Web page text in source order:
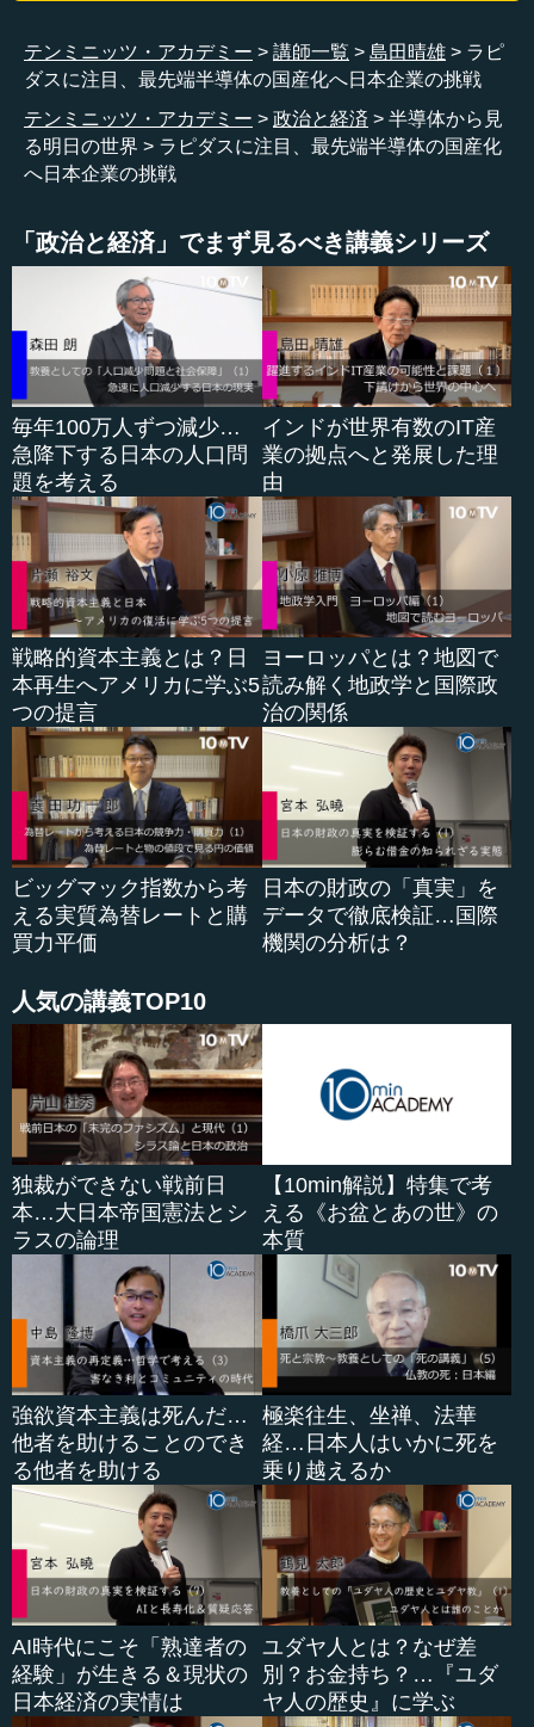
テンミニッツ・アカデミー 講師一覧 島田晴雄
ラピ
ダスに注目、最先端半導体の国産化へ日本企業の挑戦
テンミニッツ・アカデミー
政治と経済
半導体から見
る明日の世界
ラピダスに注目、最先端半導体の国産化
へ日本企業の挑戦
「政治と経済」でまず見るべき講義シリーズ
毎年100万人ずつ減少…
急降下する日本の人口問
題を考える
インドが世界有数のIT産
業の拠点へと発展した理
由
戦略的資本主義とは？日
本再生へアメリカに学ぶ5
つの提言
ヨーロッパとは？地図で
読み解く地政学と国際政
治の関係
ビッグマック指数から考
える実質為替レートと購
買力平価
日本の財政の「真実」を
データで徹底検証…国際
機関の分析は？
人気の講義TOP10
独裁ができない戦前日
本…大日本帝国憲法とシ
ラスの論理
【10min解説】特集で考
える《お盆とあの世》の
本質
強欲資本主義は死んだ…
他者を助けることのでき
る他者を助ける
極楽往生、坐禅、法華
経…日本人はいかに死を
乗り越えるか
AI時代にこそ「熟達者の
経験」が生きる＆現状の
日本経済の実情は
ユダヤ人とは？なぜ差
別？お金持ち？…『ユダ
ヤ人の歴史』に学ぶ